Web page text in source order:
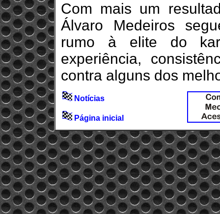
Com mais um
Álvaro Medeiros
rumo à elite do
experiência,
contra alguns dos
Notícias
Página inicial